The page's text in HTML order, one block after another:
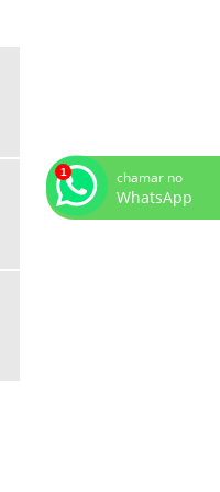
chamar no
WhatsApp